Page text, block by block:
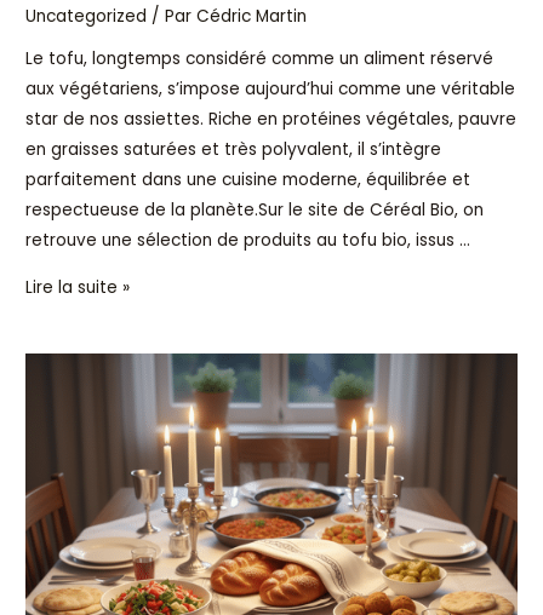
Uncategorized / ParCédric Martin
Le tofu, longtemps considéré comme un aliment réservé
aux végétariens, s’impose aujourd’hui comme une véritable
star de nos assiettes. Riche en protéines végétales, pauvre
en graisses saturées et très polyvalent, il s’intègre
parfaitement dans une cuisine moderne, équilibrée et
respectueuse de la planète.Sur le site de Céréal Bio, on
retrouve une sélection de produits au tofu bio, issus …
Lire la suite »
une
base
populaire,
diasporique
et